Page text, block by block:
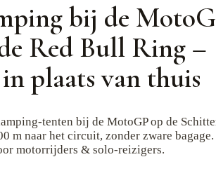
bij de
Red Bull Ring –
plaats van thuis
tenten bij de MotoGP op de
m naar het circuit, zonder zware bagage.
motorrijders & solo-reizigers.